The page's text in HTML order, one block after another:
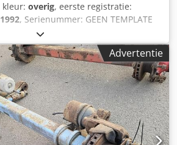
kleur: overig, eerste registratie:
1992, Serienummer: GEEN TEMPLATE
ROBUUSTE AS VOOR
Advertentie